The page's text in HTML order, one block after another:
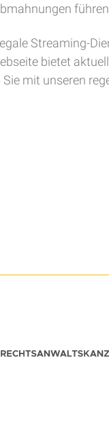
führen
Streaming-
bietet
mit unseren